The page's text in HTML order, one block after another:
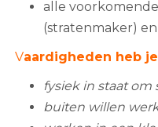
alle
(stratenmaker)
Vaardigheden heb
fysiek in staat
buiten willen